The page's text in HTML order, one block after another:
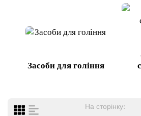
Засоби для гоління
На сторінку: